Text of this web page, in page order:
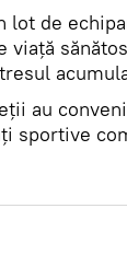
lot de
viață
au
sportive